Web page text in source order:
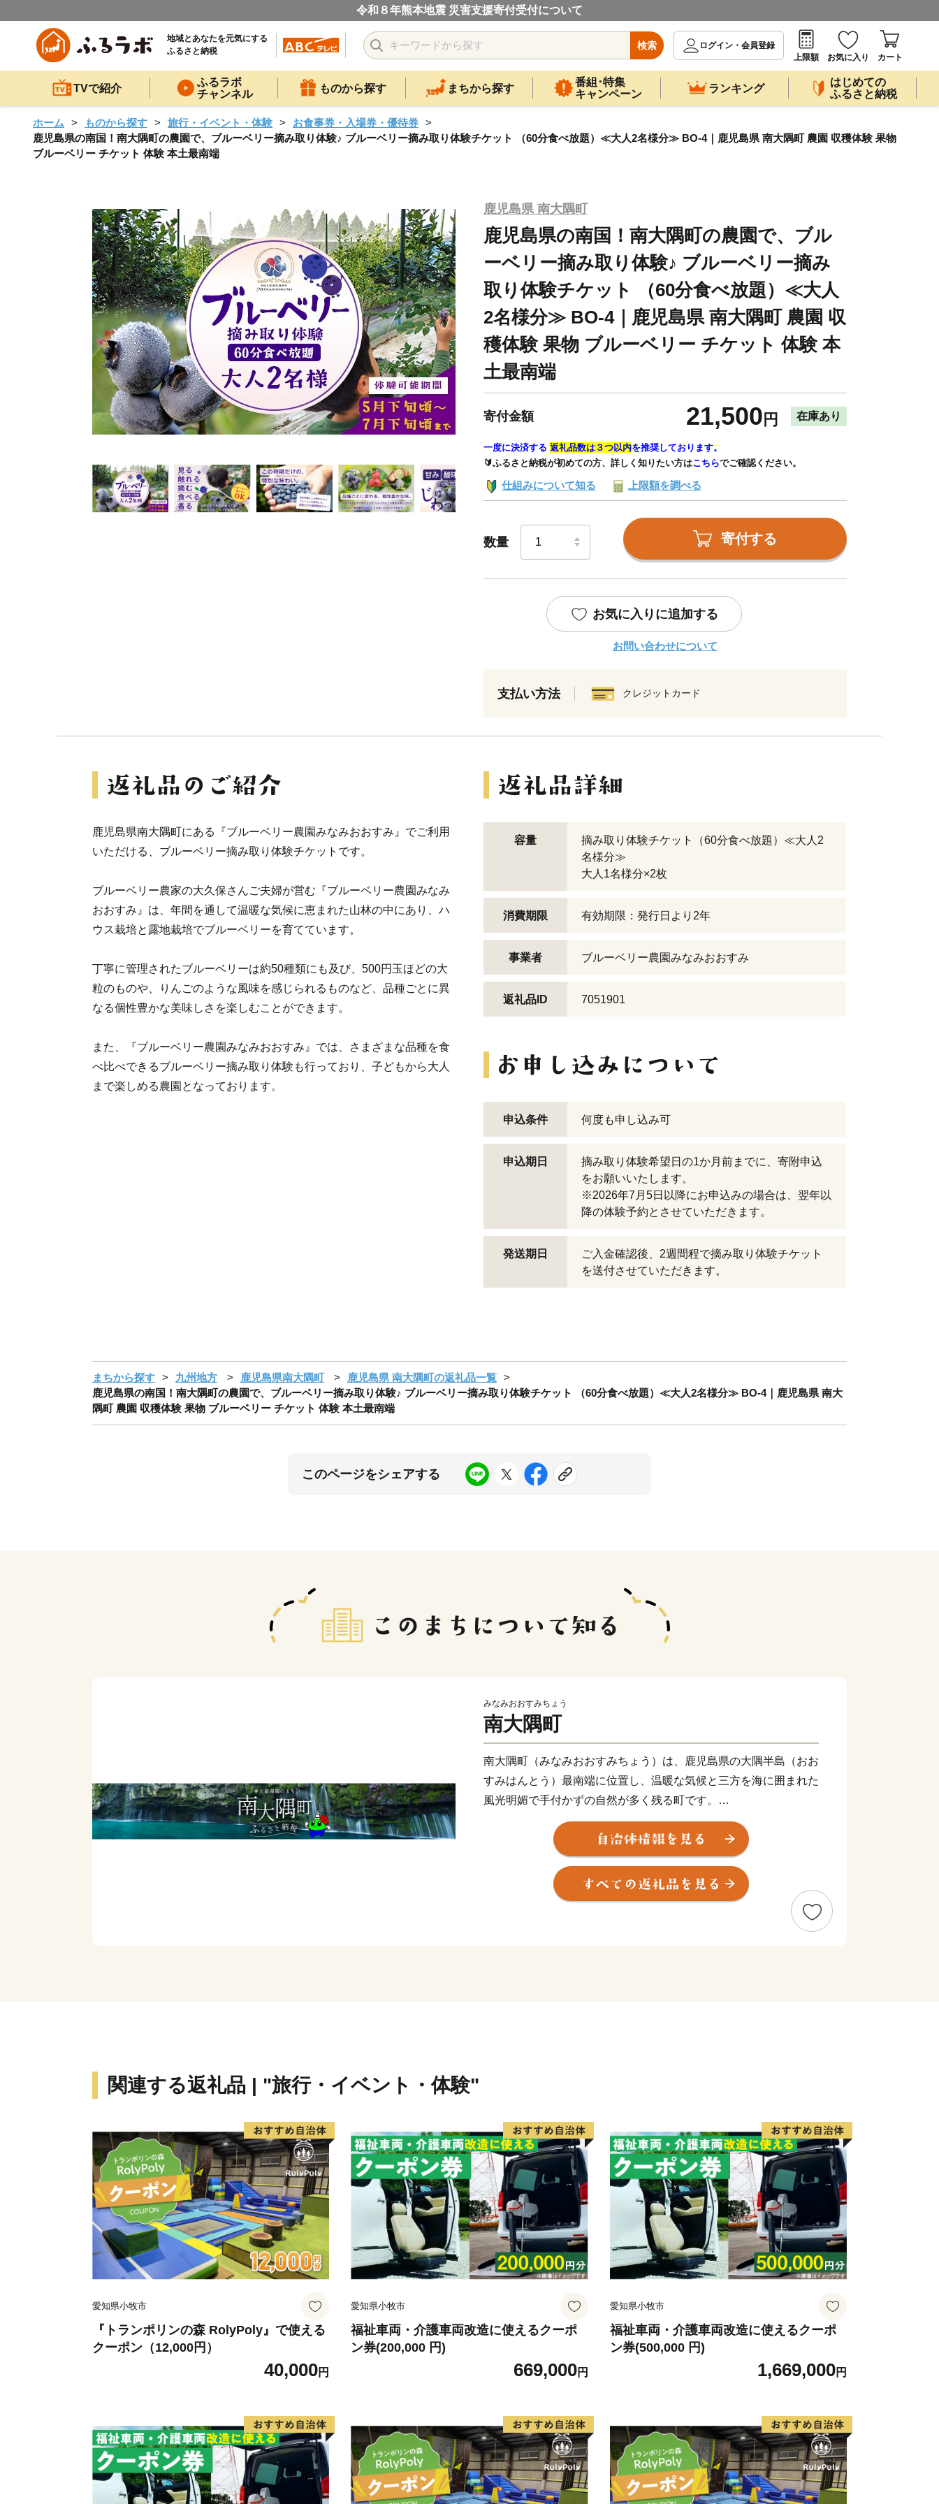
令和８年熊本地震 災害支援寄付受付について
地域とあなたを元気にする
ふるさと納税
検索
ログイン・会員登録
上限額
お気に入り カート
TVで紹介
ふるラボ
チャンネル
ものから探す まちから探す
番組･特集
キャンペーン
ランキング
はじめての
ふるさと納税
ホーム ものから探す 旅行・イベント・体験
お食事券・入場券・優待券
鹿児島県の南国！南大隅町の農園で、ブルーベリー摘み取り体験♪ ブルーベリー摘み取り体験チケット （60分食べ放題）≪大人2名様分≫ BO-4｜鹿児島県 南大隅町 農園 収穫体験 果物
ブルーベリー チケット 体験 本土最南端
鹿児島県 南大隅町
鹿児島県の南国！南大隅町の農園で、ブル
ーベリー摘み取り体験♪ ブルーベリー摘み
取り体験チケット （60分食べ放題）≪大人
2名様分≫ BO-4｜鹿児島県 南大隅町 農園 収
穫体験 果物 ブルーベリー チケット 体験 本
土最南端
寄付金額 21,500 円 在庫あり
一度に決済する 返礼品数は３つ以内を推奨しております。
🔰ふるさと納税が初めての方、詳しく知りたい方はこちらでご確認ください。
仕組みについて知る 上限額を調べる
数量 寄付する
お気に入りに追加する
お問い合わせについて
支払い方法 クレジットカード
鹿児島県南大隅町にある『ブルーベリー農園みなみおおすみ』でご利用
いただける、ブルーベリー摘み取り体験チケットです。
ブルーベリー農家の大久保さんご夫婦が営む『ブルーベリー農園みなみ
おおすみ』は、年間を通して温暖な気候に恵まれた山林の中にあり、ハ
ウス栽培と露地栽培でブルーベリーを育てています。
丁寧に管理されたブルーベリーは約50種類にも及び、500円玉ほどの大
粒のものや、りんごのような風味を感じられるものなど、品種ごとに異
なる個性豊かな美味しさを楽しむことができます。
また、『ブルーベリー農園みなみおおすみ』では、さまざまな品種を食
べ比べできるブルーベリー摘み取り体験も行っており、子どもから大人
まで楽しめる農園となっております。
容量
摘み取り体験チケット（60分食べ放題）≪大人2
名様分≫
大人1名様分×2枚
消費期限 有効期限：発行日より2年
事業者 ブルーベリー農園みなみおおすみ
返礼品ID 7051901
申込条件 何度も申し込み可
申込期日
摘み取り体験希望日の1か月前までに、寄附申込
をお願いいたします。
※2026年7月5日以降にお申込みの場合は、翌年以
降の体験予約とさせていただきます。
発送期日
ご入金確認後、2週間程で摘み取り体験チケット
を送付させていただきます。
まちから探す 九州地方 鹿児島県南大隅町
鹿児島県 南大隅町の返礼品一覧
鹿児島県の南国！南大隅町の農園で、ブルーベリー摘み取り体験♪ ブルーベリー摘み取り体験チケット （60分食べ放題）≪大人2名様分≫ BO-4｜鹿児島県 南大
隅町 農園 収穫体験 果物 ブルーベリー チケット 体験 本土最南端
このページをシェアする
みなみおおすみちょう
南大隅町
南大隅町（みなみおおすみちょう）は、鹿児島県の大隅半島（おお
すみはんとう）最南端に位置し、温暖な気候と三方を海に囲まれた
風光明媚で手付かずの自然が多く残る町です。
佐多岬（さたみさき）の近くを北緯31度線が通過しており、エジ
プトのカイロ、インドのニューデリー、中国の上海等と同緯度上に
南大隅町は、温暖な気候を活かした農業、畜産業、水産業が盛ん
▼パッションフルーツ：芳醇な香りと濃厚な甘み・爽やかな酸味
▼さつまいも：甘さが人気の紅はるか
▼日本みつばちの蜂蜜：貴重な日本みつばちの天然百花蜜
▼スイーツ：地元食材を使った手作りスイーツ
▼びわ茶：国産びわの葉、ノンカフェイン
▼菊芋コーヒー：自然な甘みと香ばしさ、ノンカフェイン
▼スキンケア＆ヘアケア：植物エキスにこだわった自然派ケア
▼ダレスバッグ：職人手作りの一生もの
▼薔薇（ばら）：農園直送、極上の華やかな花束便
関連する返礼品 | "旅行・イベント・体験"
愛知県小牧市
『トランポリンの森 RolyPoly』で使える
クーポン（12,000円）
40,000円
愛知県小牧市
福祉車両・介護車両改造に使えるクーポ
ン券(200,000 円)
669,000円
愛知県小牧市
福祉車両・介護車両改造に使えるクーポ
ン券(500,000 円)
1,669,000円